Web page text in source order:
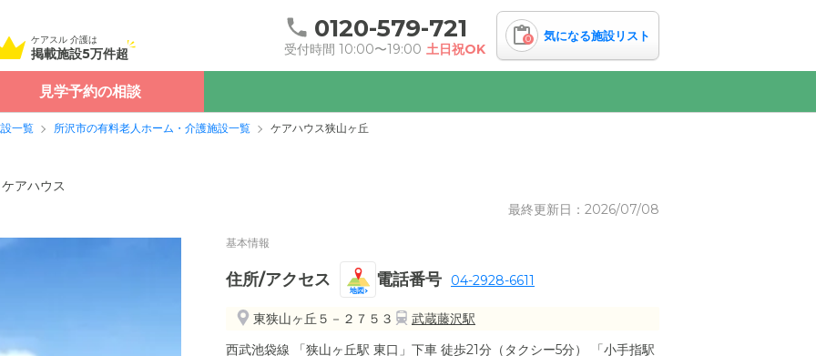
ケアスル 介護は
掲載施設5万件超
0120-579-721
受付時間 10:00〜19:00 土日祝OK
0 気になる施設リスト
見学予約の相談
一覧 所沢市の有料老人ホーム・介護施設一覧 ケアハウス狭山ヶ丘
ケアハウス
最終更新日：2026/07/08
基本情報
住所/アクセス
地図
電話番号 04-2928-6611
東狭山ヶ丘５－２７５３
武蔵藤沢駅
西武池袋線 「狭山ヶ丘駅 東口」下車 徒歩21分（タクシー5分） 「小手指駅